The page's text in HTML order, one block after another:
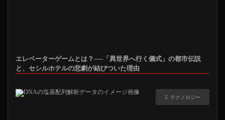
エレベーターゲームとは？──「異世界へ行く儀式」の都市伝説
と、セシルホテルの悲劇が結びついた理由
テクノロジー